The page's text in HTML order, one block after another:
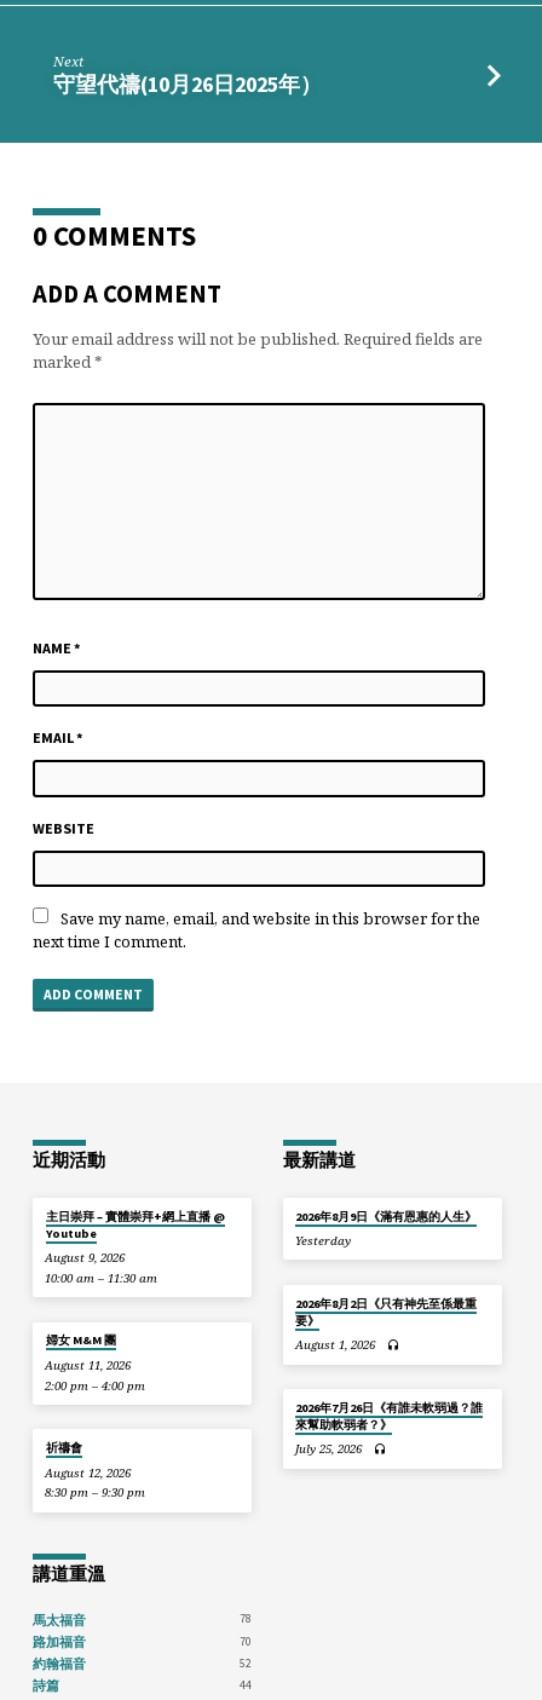
Next
守望代禱(10月26日2025年）
0 COMMENTS
ADD A COMMENT
Your email address will not be published. Required fields are
marked*
NAME*
EMAIL*
WEBSITE
Save my name, email, and website in this browser for the
next time I comment.
近期活動
主日崇拜 – 實體崇拜+網上直播 @
Youtube
August 9, 2026
10:00 am – 11:30 am
婦女 M&M 團
August 11, 2026
2:00 pm – 4:00 pm
祈禱會
August 12, 2026
8:30 pm – 9:30 pm
最新講道
2026年8月9日《滿有恩惠的人生》
Yesterday
2026年8月2日《只有神先至係最重
要》
August 1, 2026
2026年7月26日《有誰未軟弱過？誰
來幫助軟弱者？》
July 25, 2026
講道重溫
馬太福音 78
路加福音 70
約翰福音 52
詩篇 44